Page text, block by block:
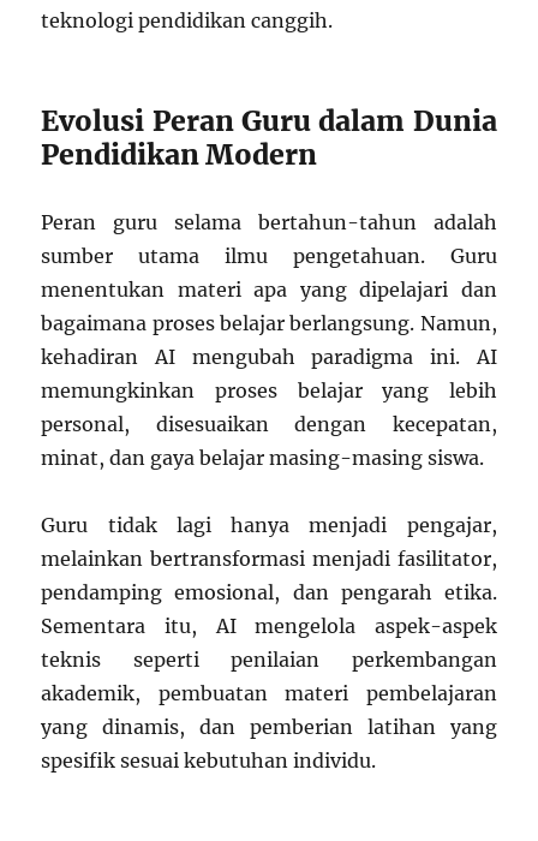
teknologi pendidikan canggih.
Evolusi Peran Guru dalam Dunia
Pendidikan Modern
Peran guru selama bertahun-tahun adalah
sumber utama ilmu pengetahuan. Guru
menentukan materi apa yang dipelajari dan
bagaimana proses belajar berlangsung. Namun,
kehadiran AI mengubah paradigma ini. AI
memungkinkan proses belajar yang lebih
personal, disesuaikan dengan kecepatan,
minat, dan gaya belajar masing-masing siswa.
Guru tidak lagi hanya menjadi pengajar,
melainkan bertransformasi menjadi fasilitator,
pendamping emosional, dan pengarah etika.
Sementara itu, AI mengelola aspek-aspek
teknis seperti penilaian perkembangan
akademik, pembuatan materi pembelajaran
yang dinamis, dan pemberian latihan yang
spesifik sesuai kebutuhan individu.